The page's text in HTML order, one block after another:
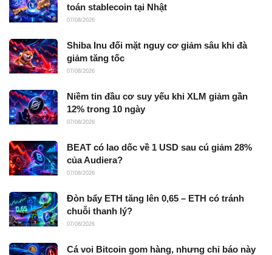
toán stablecoin tại Nhật
07/08/2026
Shiba Inu đối mặt nguy cơ giảm sâu khi đà
giảm tăng tốc
07/08/2026
Niềm tin đầu cơ suy yếu khi XLM giảm gần
12% trong 10 ngày
07/08/2026
BEAT có lao dốc về 1 USD sau cú giảm 28%
của Audiera?
07/08/2026
Đòn bẩy ETH tăng lên 0,65 – ETH có tránh
chuỗi thanh lý?
07/08/2026
Cá voi Bitcoin gom hàng, nhưng chỉ báo này